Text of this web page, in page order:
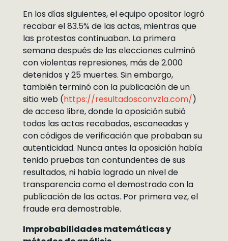
En los días siguientes, el equipo opositor logró
recabar el 83.5% de las actas, mientras que
las protestas continuaban. La primera
semana después de las elecciones culminó
con violentas represiones, más de 2.000
detenidos y 25 muertes. Sin embargo,
también terminó con la publicación de un
sitio web (https://resultadosconvzla.com/)
de acceso libre, donde la oposición subió
todas las actas recabadas, escaneadas y
con códigos de verificación que probaban su
autenticidad. Nunca antes la oposición había
tenido pruebas tan contundentes de sus
resultados, ni había logrado un nivel de
transparencia como el demostrado con la
publicación de las actas. Por primera vez, el
fraude era demostrable.
Improbabilidades matemáticas y